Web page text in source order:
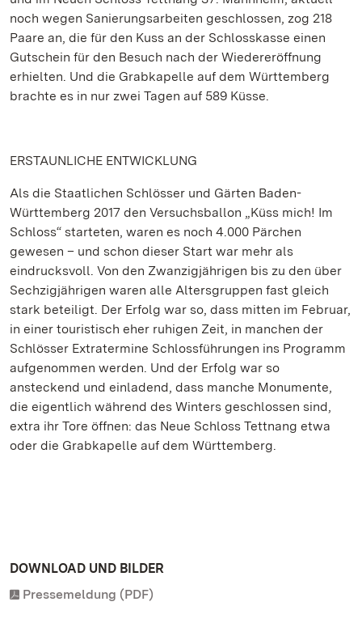
noch wegen Sanierungsarbeiten geschlossen, zog 218
Paare an, die für den Kuss an der Schlosskasse einen
Gutschein für den Besuch nach der Wiedereröffnung
erhielten. Und die Grabkapelle auf dem Württemberg
brachte es in nur zwei Tagen auf 589 Küsse.
ERSTAUNLICHE ENTWICKLUNG
Als die Staatlichen Schlösser und Gärten Baden-
Württemberg 2017 den Versuchsballon „Küss mich! Im
Schloss“ starteten, waren es noch 4.000 Pärchen
gewesen – und schon dieser Start war mehr als
eindrucksvoll. Von den Zwanzigjährigen bis zu den über
Sechzigjährigen waren alle Altersgruppen fast gleich
stark beteiligt. Der Erfolg war so, dass mitten im Februar,
in einer touristisch eher ruhigen Zeit, in manchen der
Schlösser Extratermine Schlossführungen ins Programm
aufgenommen werden. Und der Erfolg war so
ansteckend und einladend, dass manche Monumente,
die eigentlich während des Winters geschlossen sind,
extra ihr Tore öffnen: das Neue Schloss Tettnang etwa
oder die Grabkapelle auf dem Württemberg.
DOWNLOAD UND BILDER
Pressemeldung (PDF)